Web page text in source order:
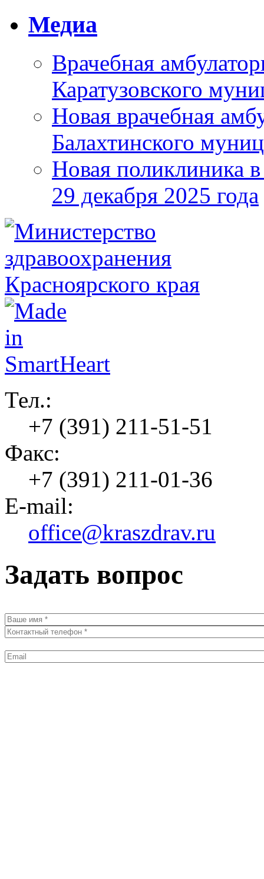
Медиа
Врачебная
Каратузовского
Новая врачебная
Балахтинского
Новая поликлиника
29 декабря 2025 года
Тел.:
+7 (391) 211-51-51
Факс:
+7 (391) 211-01-36
E-mail:
office@kraszdrav.ru
Задать вопрос